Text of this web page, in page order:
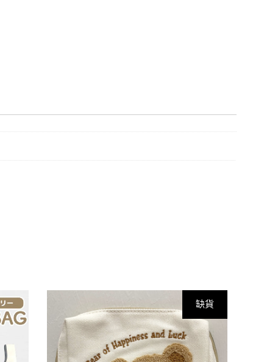
缺貨